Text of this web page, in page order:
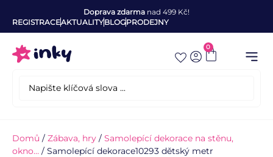
Doprava zdarma nad 499 Kč!
REGISTRACEAKTUALITYBLOGPRODEJNY
0
Domů / Zábava, hry / Samolepící dekorace na stěnu,
okno… / Samolepící dekorace10293 dětský metr